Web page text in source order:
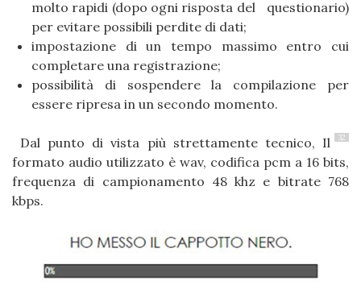
molto rapidi (dopo ogni risposta del questionario)
per evitare possibili perdite di dati;
impostazione di un tempo massimo entro cui
completare una registrazione;
possibilità di sospendere la compilazione per
essere ripresa in un secondo momento.
32
Dal punto di vista più strettamente tecnico, Il
formato audio utilizzato è wav, codifica pcm a 16 bits,
frequenza di campionamento 48 khz e bitrate 768
kbps.